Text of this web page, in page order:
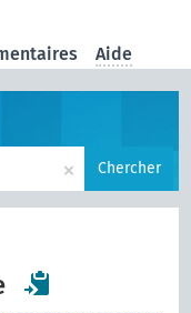
Aide
× Chercher